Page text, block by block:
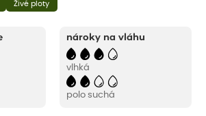
Živé ploty
nároky na vláhu
vlhká
polo suchá